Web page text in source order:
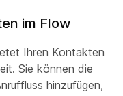
im Flow
Ihren Kontakten
Sie können die
hinzufügen,